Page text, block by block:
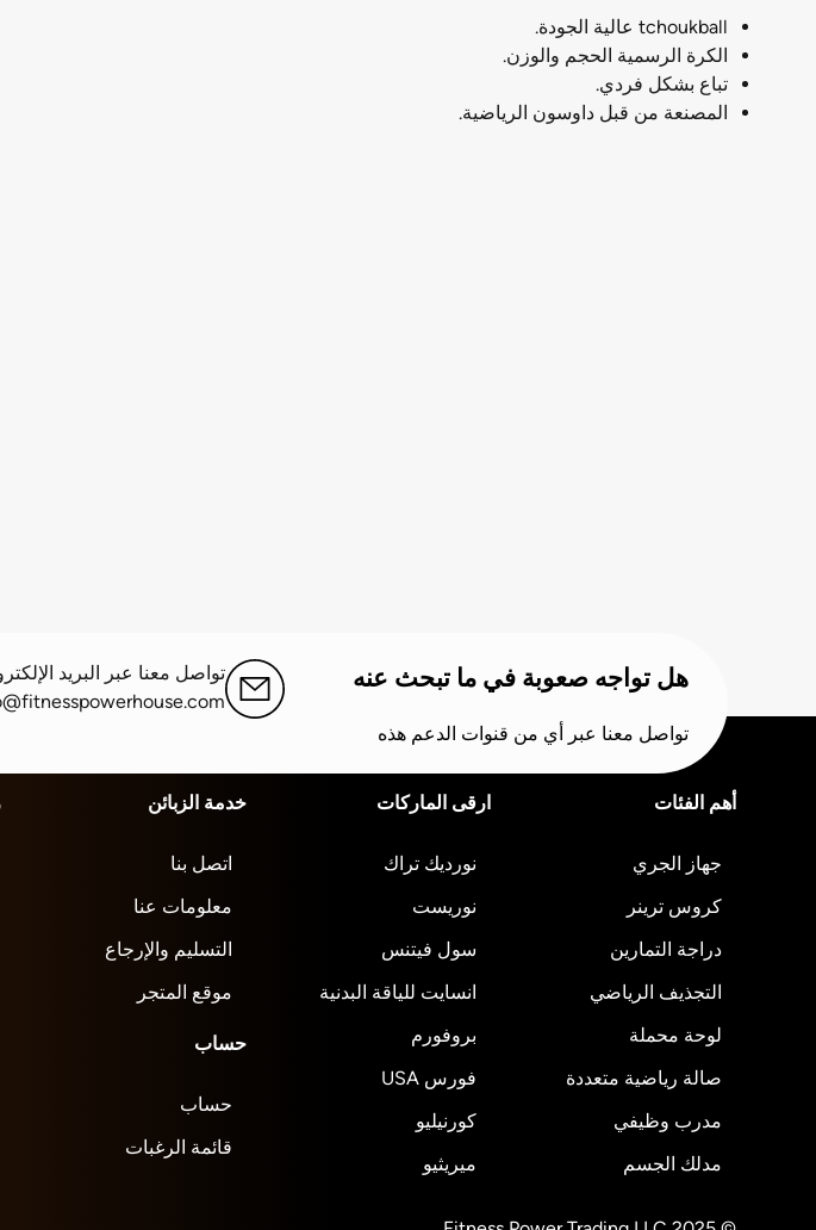
tchoukball عالية الجودة.
الكرة الرسمية الحجم والوزن.
تباع بشكل فردي.
المصنعة من قبل داوسون الرياضية.
هل تواجه صعوبة في ما تبحث عنه
تواصل معنا عبر أي من قنوات الدعم هذه
تواصل معنا عبر البريد
أهم الفئات
جهاز الجري
كروس ترينر
دراجة التمارين
التجذيف الرياضي
لوحة محملة
صالة رياضية متعددة
مدرب وظيفي
مدلك الجسم
ارقى الماركات
نورديك تراك
نوريست
سول فيتنس
انسايت للياقة البدنية
بروفورم
فورس USA
كورنيليو
ميريثيو
خدمة الزبائن
اتصل بنا
معلومات عنا
التسليم والإرجاع
موقع المتجر
حساب
حساب
قائمة الرغبات